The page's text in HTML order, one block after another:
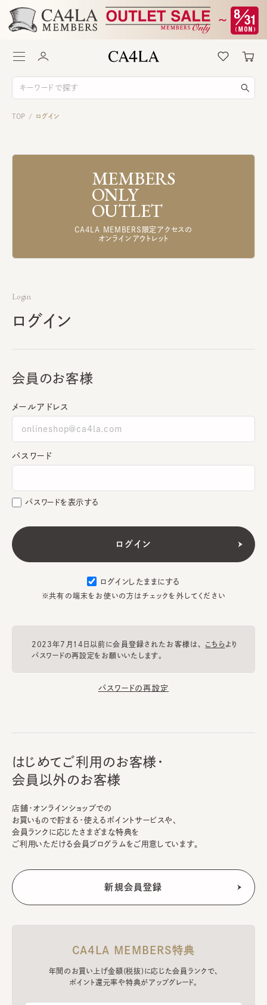
TOP / ログイン
MEMBERS
ONLY
OUTLET
CA4LA MEMBERS限定アクセスの
オンラインアウトレット
Login
ログイン
会員のお客様
メールアドレス
パスワード
パスワードを表示する
ログインしたままにする
※共有の端末をお使いの方はチェックを外してください
2023年7月14日以前に会員登録されたお客様は、 こちらより
パスワードの再設定をお願いいたします。
パスワードの再設定
はじめてご利用のお客様・
会員以外のお客様
店舗・オンラインショップでの
お買いもので貯まる・使えるポイントサービスや、
会員ランクに応じたさまざまな特典を
ご利用いただける会員プログラムをご用意しています。
CA4LA MEMBERS特典
年間のお買い上げ金額(税抜)に応じた会員ランクで、
ポイント還元率や特典がアップグレード。